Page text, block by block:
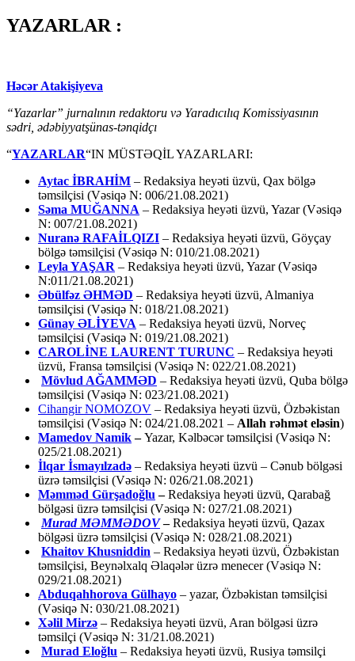
YAZARLAR :
Həcər Atakişiyeva
“Yazarlar” jurnalının redaktoru və Yaradıcılıq Komissiyasının
sədri, ədəbiyyatşünas-tənqidçı
“YAZARLAR“IN MÜSTƏQİL YAZARLARI:
Aytac İBRAHİM – Redaksiya heyəti üzvü, Qax bölgə
təmsilçisi (Vəsiqə N: 006/21.08.2021)
Səma MUĞANNA – Redaksiya heyəti üzvü, Yazar (Vəsiqə
N: 007/21.08.2021)
Nuranə RAFAİLQIZI – Redaksiya heyəti üzvü, Göyçay
bölgə təmsilçisi (Vəsiqə N: 010/21.08.2021)
Leyla YAŞAR – Redaksiya heyəti üzvü, Yazar (Vəsiqə
N:011/21.08.2021)
Əbülfəz ƏHMƏD – Redaksiya heyəti üzvü, Almaniya
təmsilçisi (Vəsiqə N: 018/21.08.2021)
Günay ƏLİYEVA – Redaksiya heyəti üzvü, Norveç
təmsilçisi (Vəsiqə N: 019/21.08.2021)
CAROLİNE LAURENT TURUNC – Redaksiya heyəti
üzvü, Fransa təmsilçisi (Vəsiqə N: 022/21.08.2021)
Mövlud AĞAMMƏD – Redaksiya heyəti üzvü, Quba bölgə
təmsilçisi (Vəsiqə N: 023/21.08.2021)
Cihangir NOMOZOV – Redaksiya heyəti üzvü, Özbəkistan
təmsilçisi (Vəsiqə N: 024/21.08.2021 – Allah rəhmət eləsin)
Mamedov Namik–Yazar, Kəlbəcər təmsilçisi (Vəsiqə N:
025/21.08.2021)
İlqar İsmayılzadə – Redaksiya heyəti üzvü – Cənub bölgəsi
üzrə təmsilçisi (Vəsiqə N: 026/21.08.2021)
Məmməd Gürşadoğlu –Redaksiya heyəti üzvü, Qarabağ
bölgəsi üzrə təmsilçisi (Vəsiqə N: 027/21.08.2021)
Murad MƏMMƏDOV –Redaksiya heyəti üzvü, Qazax
bölgəsi üzrə təmsilçisi (Vəsiqə N: 028/21.08.2021)
Khaitov Khusniddin – Redaksiya heyəti üzvü, Özbəkistan
təmsilçisi, Beynəlxalq Əlaqələr üzrə menecer (Vəsiqə N:
029/21.08.2021)
Abduqahhorova Gülhayo – yazar, Özbəkistan təmsilçisi
(Vəsiqə N: 030/21.08.2021)
Xəlil Mirzə – Redaksiya heyəti üzvü, Aran bölgəsi üzrə
təmsilçi (Vəsiqə N: 31/21.08.2021)
Murad Eloğlu – Redaksiya heyəti üzvü, Rusiya təmsilçi